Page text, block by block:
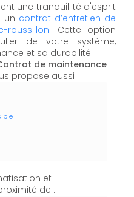
une tranquillité d'esprit
un contrat d’entretien de
roussillon. Cette option
de votre système,
et sa durabilité.
de maintenance
propose aussi :
et
de :